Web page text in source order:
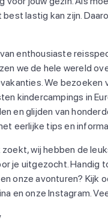
lastig kan zijn.
enthousiaste
we de hele wereld
We bezoeken
kindercampings in
en glijden van
eerlijke tips en
zoekt, wij hebben de
je uitgezocht. Handig
onze avonturen? Kijk
en onze Instagram.